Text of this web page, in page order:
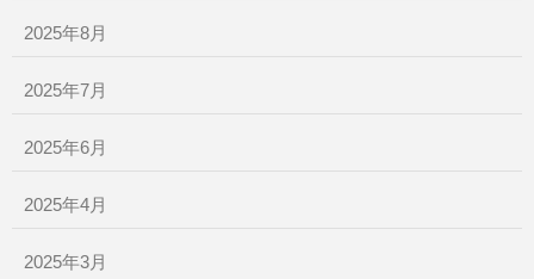
2025年8月
2025年7月
2025年6月
2025年4月
2025年3月